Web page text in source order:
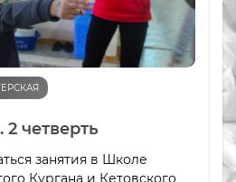
четверть
занятия в Школе
Кургана и Кетовского